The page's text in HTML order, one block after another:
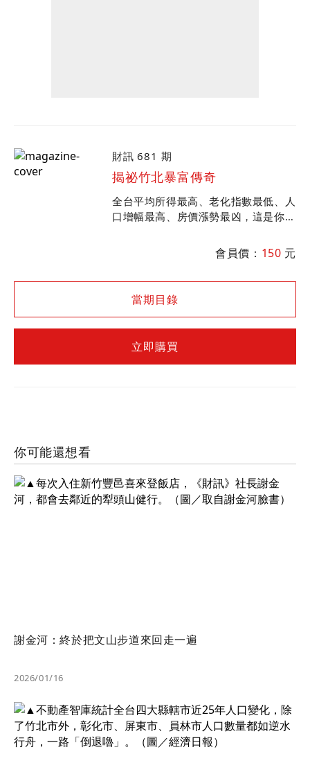
財訊 681 期
揭祕竹北暴富傳奇
全台平均所得最高、老化指數最低、人
口增幅最高、房價漲勢最凶，這是你不
碼，揭開竹北神祕地主的面紗，全面解
會員價： 150 元
當期目錄
立即購買
你可能還想看
謝金河：終於把文山步道來回走一遍
2026/01/16